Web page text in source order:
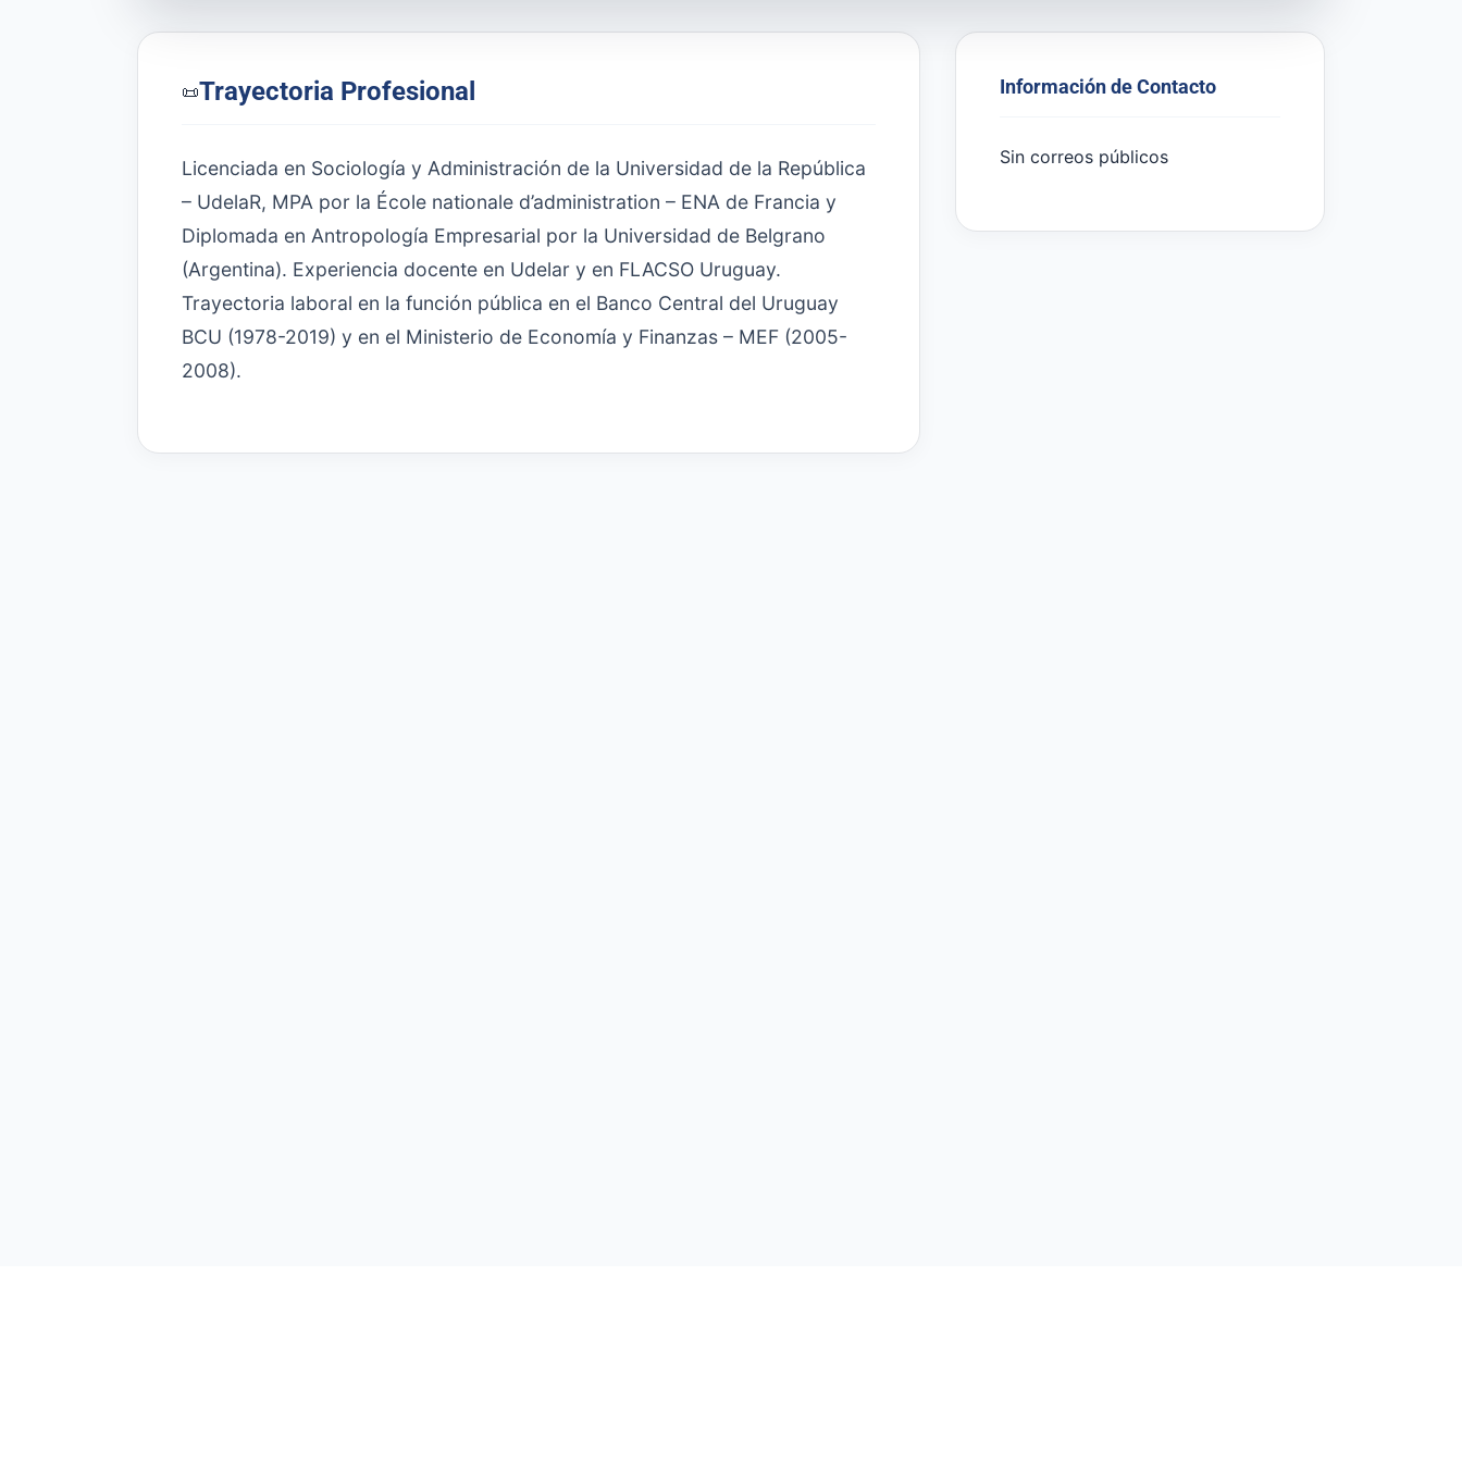
📜Trayectoria Profesional
Licenciada en Sociología y Administración de la Universidad de la República
– UdelaR, MPA por la École nationale d’administration – ENA de Francia y
Diplomada en Antropología Empresarial por la Universidad de Belgrano
(Argentina). Experiencia docente en Udelar y en FLACSO Uruguay.
Trayectoria laboral en la función pública en el Banco Central del Uruguay
BCU (1978-2019) y en el Ministerio de Economía y Finanzas – MEF (2005-
2008).
Información de Contacto
Sin correos públicos